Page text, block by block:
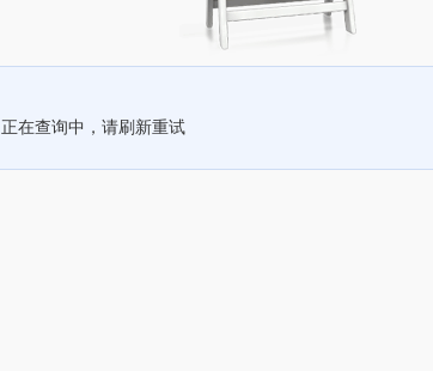
正在查询中，请刷新重试